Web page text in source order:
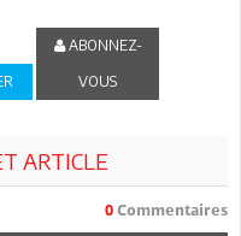
ABONNEZ-
VOUS
ARTICLE
0 Commentaires